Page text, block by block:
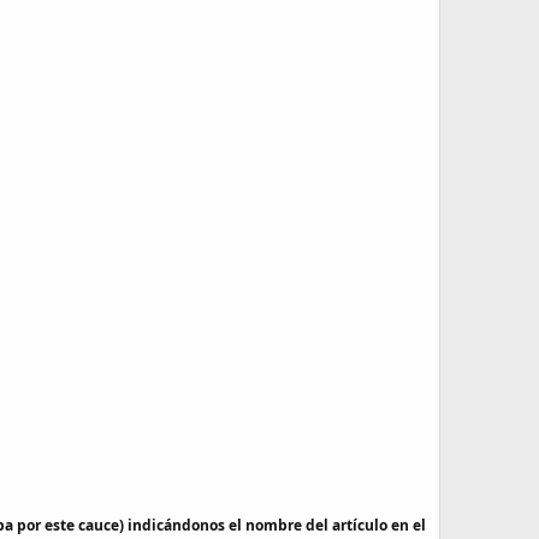
por este cauce) indicándonos el nombre del artículo en el